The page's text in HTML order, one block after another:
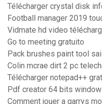
Télécharger crystal disk
Football manager 2019
Vidmate hd video
Go to meeting gratuito
Pack brushes paint tool sai
Colin mcrae dirt 2 pc
Télécharger notepad++
Pdf creator 64 bits
Comment jouer a garrys